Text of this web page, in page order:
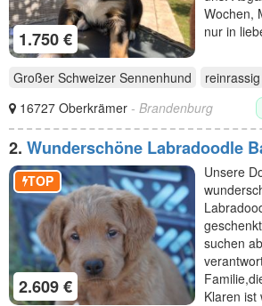
1.750 €
Wochen,
nur in
Großer Schweizer Sennenhund reinrassig
16727 Oberkrämer - Brandenburg
2. Wunderschöne Labradoodle
Medium mit Papiere?
2.609 €
TOP
Unsere
suchen
Klaren